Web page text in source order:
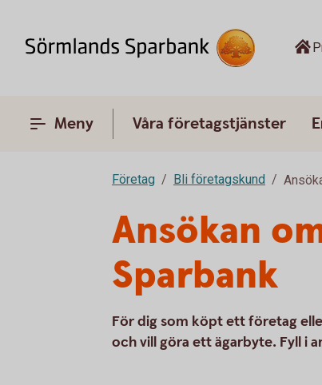
Meny Våra företagstjänster
Företag Bli företagskund
Ansökan
Sparbank
För dig som köpt ett företag
och vill göra ett ägarbyte. Fyll i